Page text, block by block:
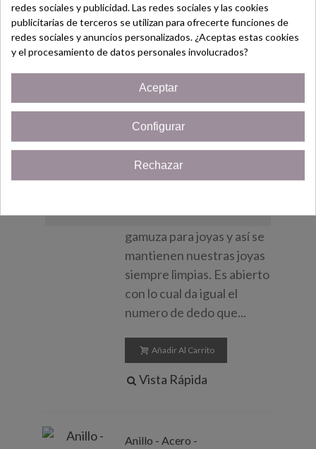
Vista Rápida
Anillo - Acero Hipoalergenico
- Color Dorado - Piedras
Enlazadas
10,95 €
Anillo de ACERO color
Dorado, no se pone feo,
que se limpien con una
gamuza para joyas y así se
mantienen nuestras joyas
siempre limpias. Es abierto
con lo cual da igual el
numero de dedo que...
Añadir Al Carrito
Vista Rápida
Anillo - Acero -
¡Bienvenido/a!
Regístrate hoy y consigue un
Solo por ser nuevo cliente!
¡Quiero mi cupón!
Cerrar
redes sociales y publicidad. Las redes sociales y las cookies
publicitarias de terceros se utilizan para ofrecerte funciones de
redes sociales y anuncios personalizados. ¿Aceptas estas cookies
y el procesamiento de datos personales involucrados?
Aceptar
Configurar
Rechazar